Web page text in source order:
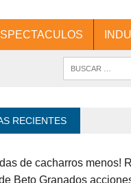
RECIENTES
de cacharros menos!
Beto Granados